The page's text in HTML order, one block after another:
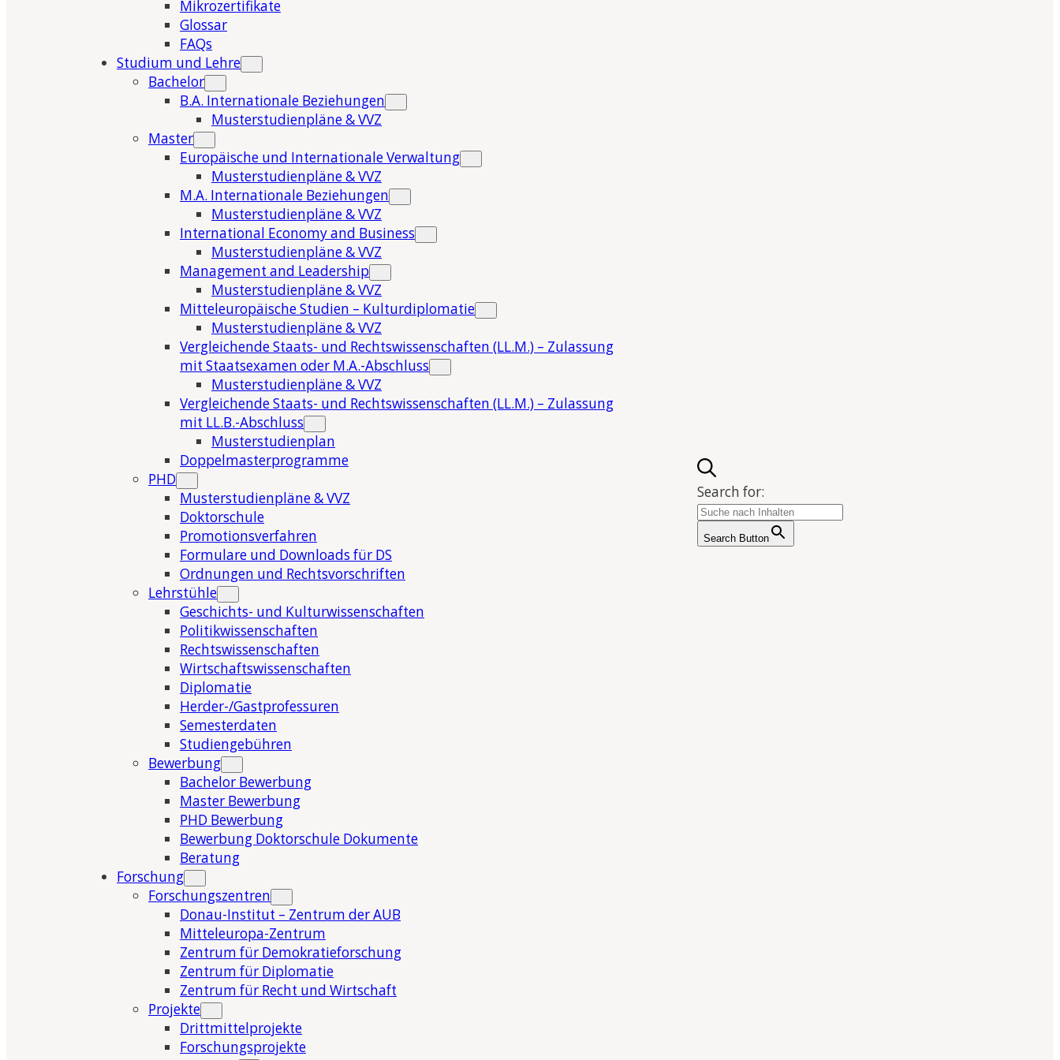
Mikrozertifikate
Glossar
FAQs
Studium und Lehre
Bachelor
B.A. Internationale Beziehungen
Musterstudienpläne & VVZ
Master
Europäische und Internationale Verwaltung
Musterstudienpläne & VVZ
M.A. Internationale Beziehungen
Musterstudienpläne & VVZ
International Economy and Business
Musterstudienpläne & VVZ
Management and Leadership
Musterstudienpläne & VVZ
Mitteleuropäische Studien – Kulturdiplomatie
Musterstudienpläne & VVZ
Vergleichende Staats- und Rechtswissenschaften (LL.M.) – Zulassung
mit Staatsexamen oder M.A.-Abschluss
Musterstudienpläne & VVZ
Vergleichende Staats- und Rechtswissenschaften (LL.M.) – Zulassung
mit LL.B.-Abschluss
Musterstudienplan
Doppelmasterprogramme
PHD
Musterstudienpläne & VVZ
Doktorschule
Promotionsverfahren
Formulare und Downloads für DS
Ordnungen und Rechtsvorschriften
Lehrstühle
Geschichts- und Kulturwissenschaften
Politikwissenschaften
Rechtswissenschaften
Wirtschaftswissenschaften
Diplomatie
Herder-/Gastprofessuren
Semesterdaten
Studiengebühren
Bewerbung
Bachelor Bewerbung
Master Bewerbung
PHD Bewerbung
Bewerbung Doktorschule Dokumente
Beratung
Forschung
Forschungszentren
Donau-Institut – Zentrum der AUB
Mitteleuropa-Zentrum
Zentrum für Demokratieforschung
Zentrum für Diplomatie
Zentrum für Recht und Wirtschaft
Projekte
Drittmittelprojekte
Forschungsprojekte
Search for:
Search Button